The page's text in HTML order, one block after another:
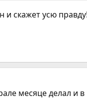
и скажет усю
месяце делал и